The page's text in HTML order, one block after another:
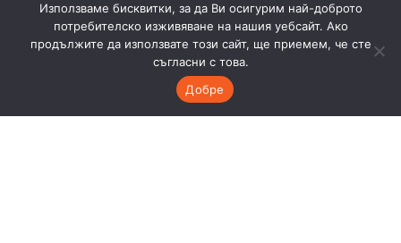
Адрес:
Бургас
Използваме бисквитки, за да Ви осигурим най-доброто
потребителско изживяване на нашия уебсайт. Ако
продължите да използвате този сайт, ще приемем, че сте
съгласни с това.
Добре